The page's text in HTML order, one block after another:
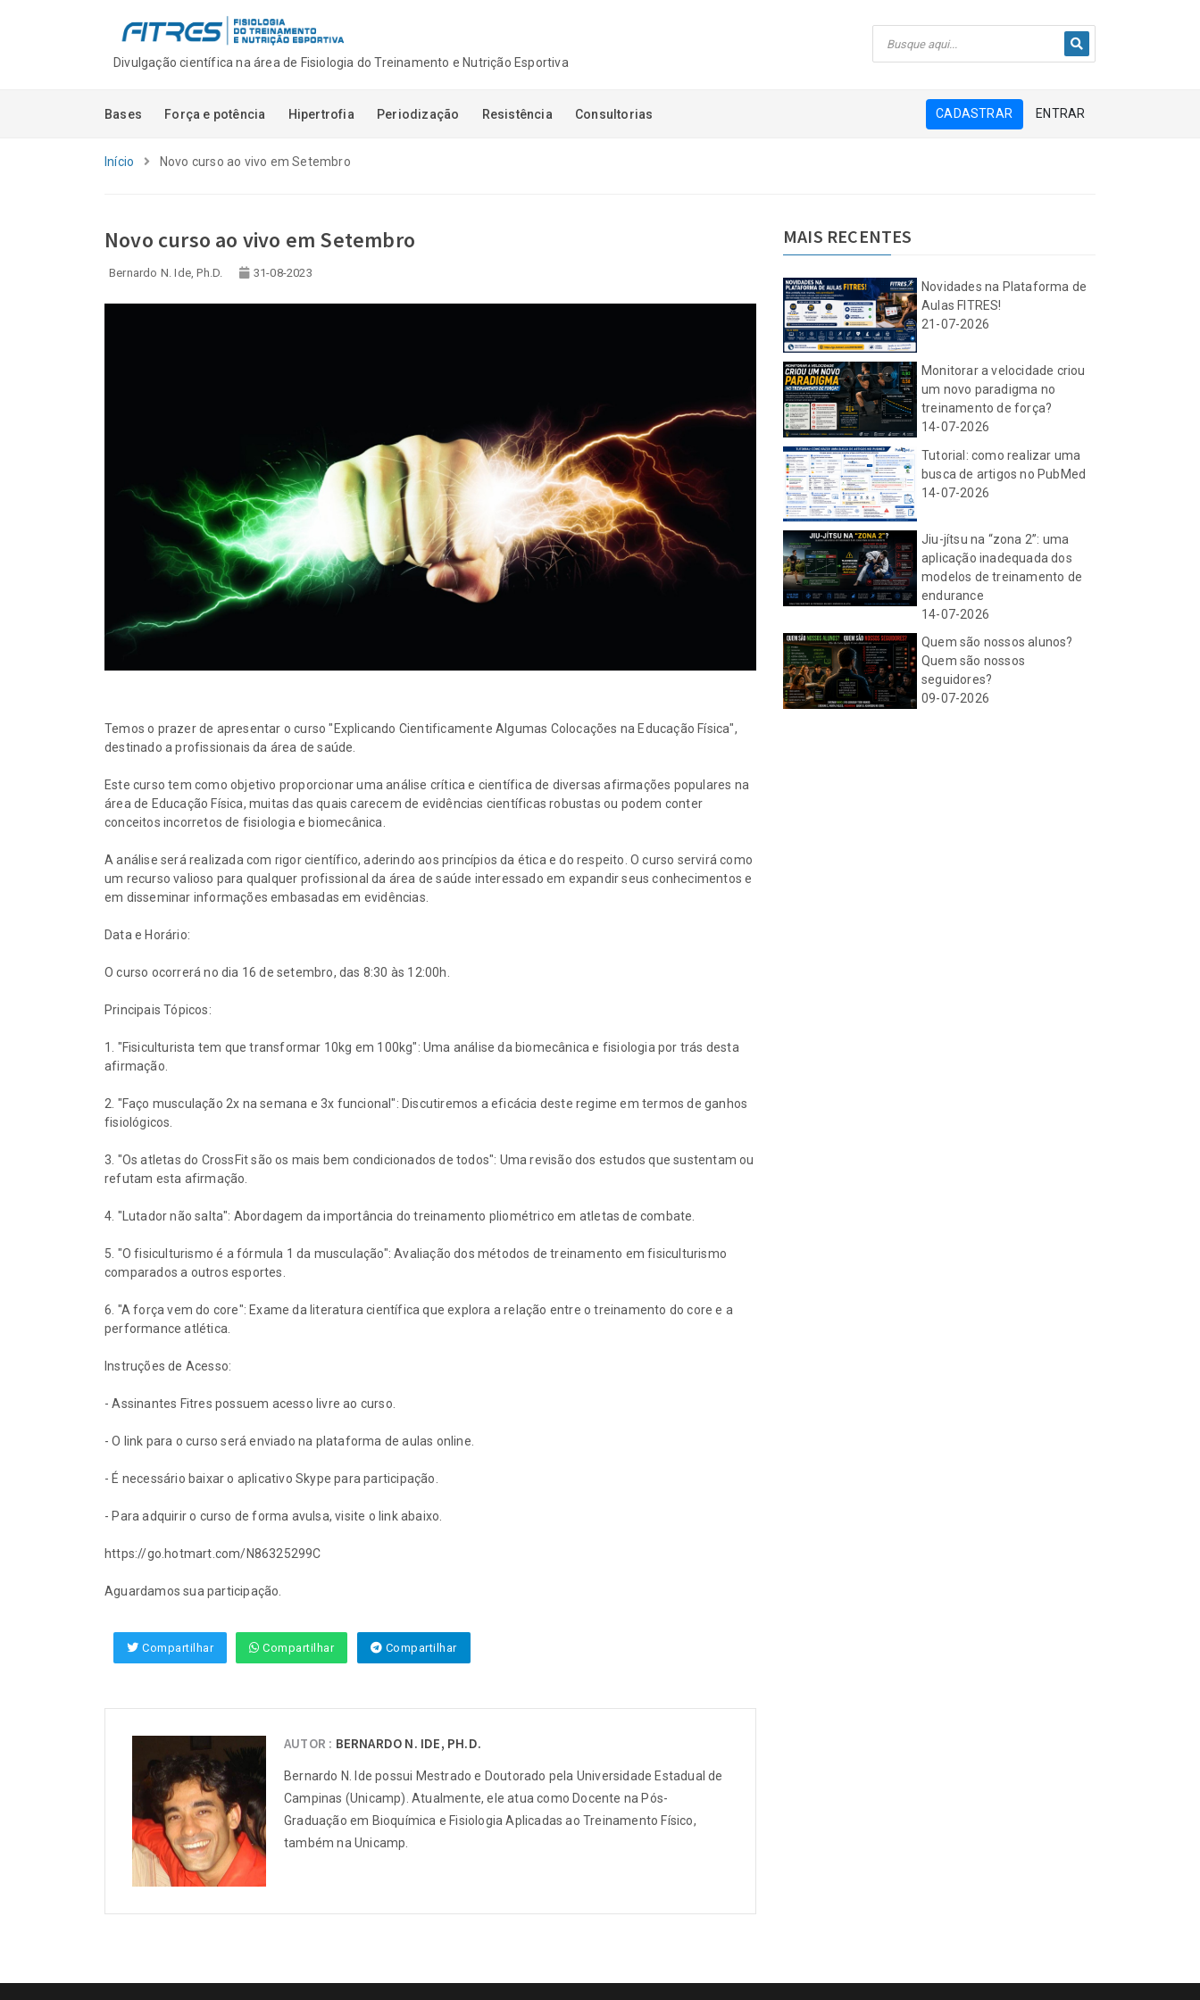
Divulgação científica na área de Fisiologia do Treinamento e Nutrição Esportiva
Bases Força e potência Hipertrofia Periodização Resistência Consultorias CADASTRAR ENTRAR
Início Novo curso ao vivo em Setembro
Novo curso ao vivo em Setembro
Bernardo N. Ide, Ph.D. 31-08-2023
Temos o prazer de apresentar o curso "Explicando Cientificamente Algumas Colocações na Educação Física",
destinado a profissionais da área de saúde.
Este curso tem como objetivo proporcionar uma análise crítica e científica de diversas afirmações populares na
área de Educação Física, muitas das quais carecem de evidências científicas robustas ou podem conter
conceitos incorretos de fisiologia e biomecânica.
A análise será realizada com rigor científico, aderindo aos princípios da ética e do respeito. O curso servirá como
um recurso valioso para qualquer profissional da área de saúde interessado em expandir seus conhecimentos e
em disseminar informações embasadas em evidências.
Data e Horário:
O curso ocorrerá no dia 16 de setembro, das 8:30 às 12:00h.
Principais Tópicos:
1. "Fisiculturista tem que transformar 10kg em 100kg": Uma análise da biomecânica e fisiologia por trás desta
afirmação.
2. "Faço musculação 2x na semana e 3x funcional": Discutiremos a eficácia deste regime em termos de ganhos
fisiológicos.
3. "Os atletas do CrossFit são os mais bem condicionados de todos": Uma revisão dos estudos que sustentam ou
refutam esta afirmação.
4. "Lutador não salta": Abordagem da importância do treinamento pliométrico em atletas de combate.
5. "O fisiculturismo é a fórmula 1 da musculação": Avaliação dos métodos de treinamento em fisiculturismo
comparados a outros esportes.
6. "A força vem do core": Exame da literatura científica que explora a relação entre o treinamento do core e a
performance atlética.
Instruções de Acesso:
- Assinantes Fitres possuem acesso livre ao curso.
- O link para o curso será enviado na plataforma de aulas online.
- É necessário baixar o aplicativo Skype para participação.
- Para adquirir o curso de forma avulsa, visite o link abaixo.
https://go.hotmart.com/N86325299C
Aguardamos sua participação.
Compartilhar Compartilhar Compartilhar
AUTOR : BERNARDO N. IDE, PH.D.
Bernardo N. Ide possui Mestrado e Doutorado pela Universidade Estadual de
Campinas (Unicamp). Atualmente, ele atua como Docente na Pós-
Graduação em Bioquímica e Fisiologia Aplicadas ao Treinamento Físico,
também na Unicamp.
MAIS RECENTES
Aulas FITRES!
Tutorial: como realizar uma
busca de artigos no PubMed
14-07-2026
Jiu-jítsu na “zona 2”: uma
aplicação inadequada dos
modelos de treinamento de
endurance
Aulas FITRES!
treinamento de força?
14-07-2026
Tutorial: como realizar uma
busca de artigos no PubMed
14-07-2026
Jiu-jítsu na “zona 2”: uma
aplicação inadequada dos
modelos de treinamento de
Novidades na Plataforma de
Aulas FITRES!
21-07-2026
Monitorar a velocidade criou
um novo paradigma no
treinamento de força?
14-07-2026
Tutorial: como realizar uma
busca de artigos no PubMed
14-07-2026
Jiu-jítsu na “zona 2”: uma
aplicação inadequada dos
modelos de treinamento de
endurance
14-07-2026
Quem são nossos alunos?
Quem são nossos
seguidores?
09-07-2026